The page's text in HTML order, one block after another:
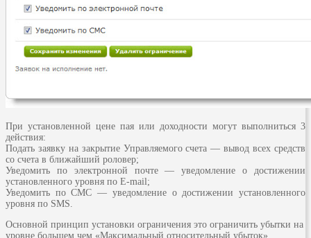
При установленной цене пая или доходности могут выполниться 3
действия:
Подать заявку на закрытие Управляемого счета — вывод всех средств
со счета в ближайший роловер;
Уведомить по электронной почте — уведомление о достижении
установленного уровня по Е-mail;
Уведомить по СМС — уведомление о достижении установленного
уровня по SMS.
Основной принцип установки ограничения это ограничить убытки на
уровне большем чем «Максимальный относительный убыток»